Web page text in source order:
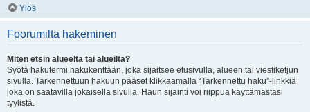
Ylös
Foorumilta hakeminen
Miten etsin alueelta tai alueilta?
Syötä hakutermi hakukenttään, joka sijaitsee etusivulla, alueen tai viestiketjun
sivulla. Tarkennettuun hakuun pääset klikkaamalla “Tarkennettu haku”-linkkiä
joka on saatavilla jokaisella sivulla. Haun sijainti voi riippua käyttämästäsi
tyylistä.